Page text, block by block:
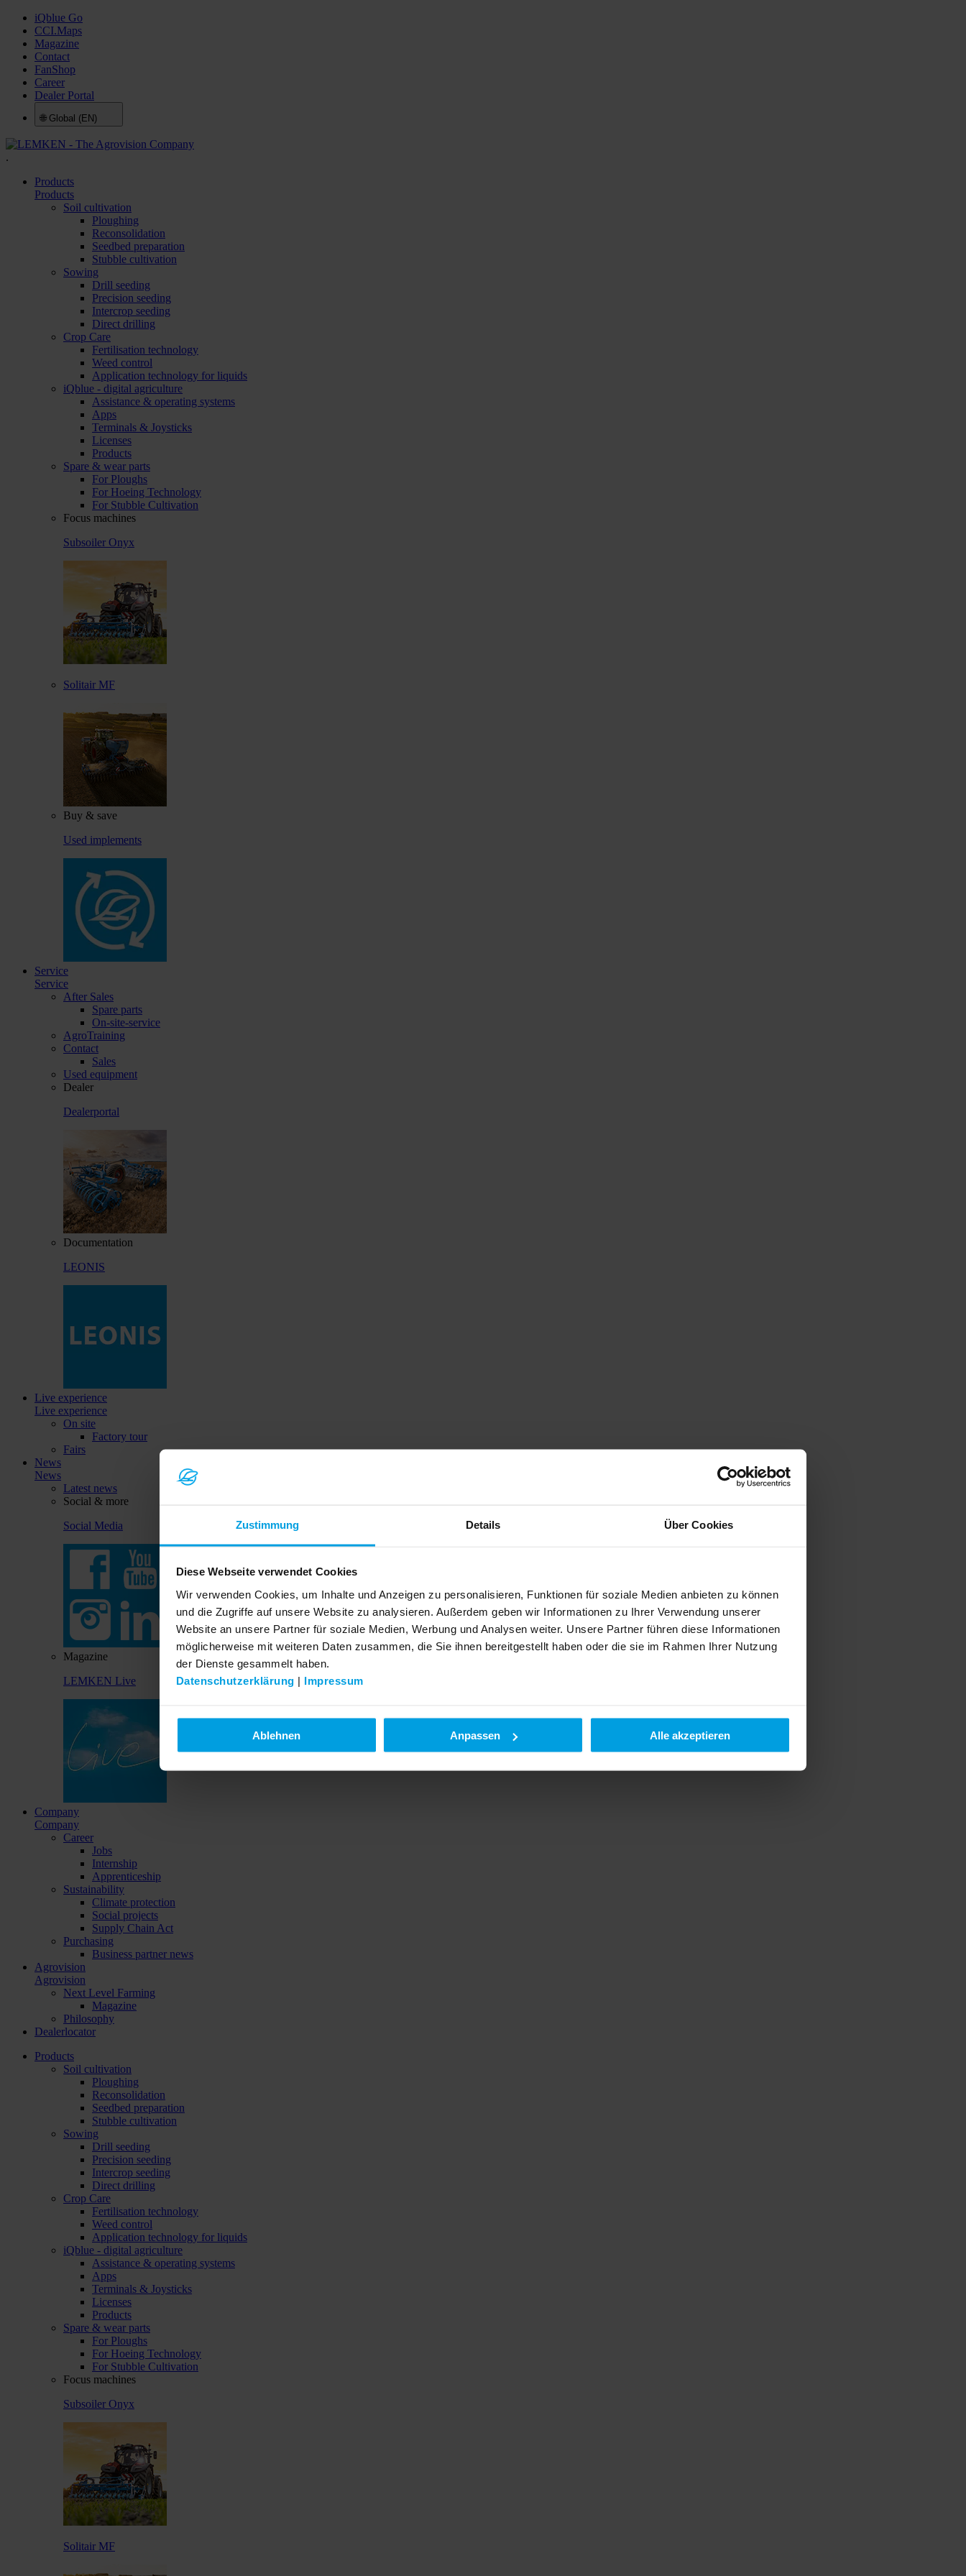
Zustimmung Details Über Cookies
Diese Webseite verwendet Cookies
Wir verwenden Cookies, um Inhalte und Anzeigen zu personalisieren, Funktionen für soziale Medien anbieten zu können
und die Zugriffe auf unsere Website zu analysieren. Außerdem geben wir Informationen zu Ihrer Verwendung unserer
Website an unsere Partner für soziale Medien, Werbung und Analysen weiter. Unsere Partner führen diese Informationen
möglicherweise mit weiteren Daten zusammen, die Sie ihnen bereitgestellt haben oder die sie im Rahmen Ihrer Nutzung
der Dienste gesammelt haben.
Datenschutzerklärung | Impressum
Ablehnen Anpassen Alle akzeptieren
iQblue Go
CCI.Maps
Magazine
Contact
FanShop
Career
Dealer Portal
🌐 Global (EN)
.
Products
Products
Soil cultivation
Ploughing
Reconsolidation
Seedbed preparation
Stubble cultivation
Sowing
Drill seeding
Precision seeding
Intercrop seeding
Direct drilling
Crop Care
Fertilisation technology
Weed control
Application technology for liquids
iQblue - digital agriculture
Assistance & operating systems
Apps
Terminals & Joysticks
Licenses
Products
Spare & wear parts
For Ploughs
For Hoeing Technology
For Stubble Cultivation
Focus machines
Subsoiler Onyx
Solitair MF
Buy & save
Used implements
Service
Service
After Sales
Spare parts
On-site-service
AgroTraining
Contact
Sales
Used equipment
Dealer
Dealerportal
Documentation
LEONIS
Live experience
Live experience
On site
Factory tour
Fairs
News
News
Latest news
Social & more
Social Media
Magazine
LEMKEN Live
Company
Company
Career
Jobs
Internship
Apprenticeship
Sustainability
Climate protection
Social projects
Supply Chain Act
Purchasing
Business partner news
Agrovision
Agrovision
Next Level Farming
Magazine
Philosophy
Dealerlocator
Products
Soil cultivation
Ploughing
Reconsolidation
Seedbed preparation
Stubble cultivation
Sowing
Drill seeding
Precision seeding
Intercrop seeding
Direct drilling
Crop Care
Fertilisation technology
Weed control
Application technology for liquids
iQblue - digital agriculture
Assistance & operating systems
Apps
Terminals & Joysticks
Licenses
Products
Spare & wear parts
For Ploughs
For Hoeing Technology
For Stubble Cultivation
Focus machines
Subsoiler Onyx
Solitair MF